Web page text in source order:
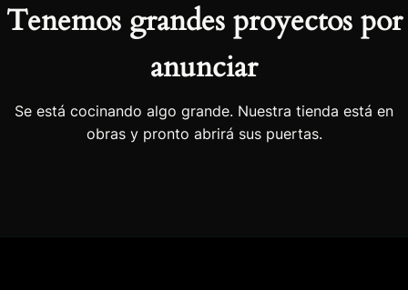
Tenemos grandes proyectos por
anunciar
Se está cocinando algo grande. Nuestra tienda está en
obras y pronto abrirá sus puertas.